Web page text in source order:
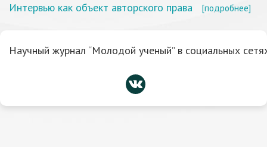
Интервью как объект авторского права [подробнее]
Научный журнал “Молодой ученый” в социальных